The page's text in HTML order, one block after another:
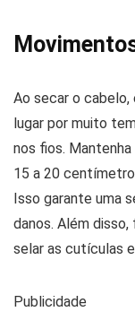
Ao secar o
lugar por muito
nos fios.
15 a 20
Isso garante uma
danos. Além
selar as cutículas
Publicidade